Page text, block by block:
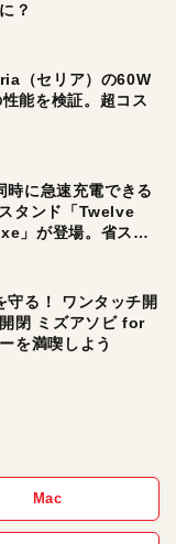
？
（セリア）の60W
能を検証。超コス
に急速充電できる
タンド「Twelve
」が登場。省スペ
たい人にオスス
る！ ワンタッチ開
閉 ミズアソビ for
を満喫しよう
Mac